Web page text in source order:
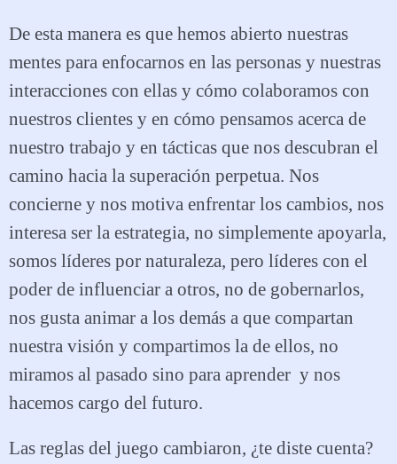
De esta manera es que hemos abierto nuestras
mentes para enfocarnos en las personas y nuestras
interacciones con ellas y cómo colaboramos con
nuestros clientes y en cómo pensamos acerca de
nuestro trabajo y en tácticas que nos descubran el
camino hacia la superación perpetua. Nos
concierne y nos motiva enfrentar los cambios, nos
interesa ser la estrategia, no simplemente apoyarla,
somos líderes por naturaleza, pero líderes con el
poder de influenciar a otros, no de gobernarlos,
nos gusta animar a los demás a que compartan
nuestra visión y compartimos la de ellos, no
miramos al pasado sino para aprender y nos
hacemos cargo del futuro.
Las reglas del juego cambiaron, ¿te diste cuenta?